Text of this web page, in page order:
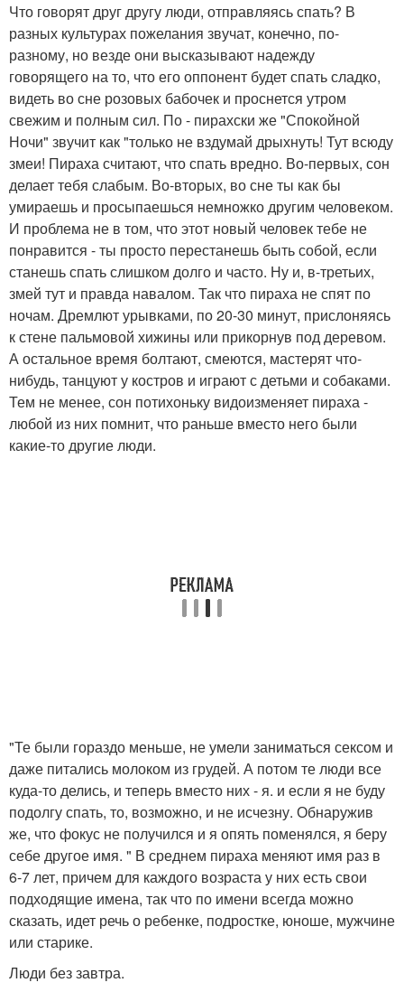
Что говорят друг другу люди, отправляясь спать? В
разных культурах пожелания звучат, конечно, по-
разному, но везде они высказывают надежду
говорящего на то, что его оппонент будет спать сладко,
видеть во сне розовых бабочек и проснется утром
свежим и полным сил. По - пирахски же "Спокойной
Ночи" звучит как "только не вздумай дрыхнуть! Тут всюду
змеи! Пираха считают, что спать вредно. Во-первых, сон
делает тебя слабым. Во-вторых, во сне ты как бы
умираешь и просыпаешься немножко другим человеком.
И проблема не в том, что этот новый человек тебе не
понравится - ты просто перестанешь быть собой, если
станешь спать слишком долго и часто. Ну и, в-третьих,
змей тут и правда навалом. Так что пираха не спят по
ночам. Дремлют урывками, по 20-30 минут, прислоняясь
к стене пальмовой хижины или прикорнув под деревом.
А остальное время болтают, смеются, мастерят что-
нибудь, танцуют у костров и играют с детьми и собаками.
Тем не менее, сон потихоньку видоизменяет пираха -
любой из них помнит, что раньше вместо него были
какие-то другие люди.
"Те были гораздо меньше, не умели заниматься сексом и
даже питались молоком из грудей. А потом те люди все
куда-то делись, и теперь вместо них - я. и если я не буду
подолгу спать, то, возможно, и не исчезну. Обнаружив
же, что фокус не получился и я опять поменялся, я беру
себе другое имя. " В среднем пираха меняют имя раз в
6-7 лет, причем для каждого возраста у них есть свои
подходящие имена, так что по имени всегда можно
сказать, идет речь о ребенке, подростке, юноше, мужчине
или старике.
Люди без завтра.